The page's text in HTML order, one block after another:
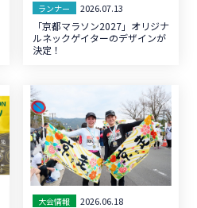
ランナー 2026.07.13
「京都マラソン2027」オリジナ
ルネックゲイターのデザインが
決定！
大会情報 2026.06.18